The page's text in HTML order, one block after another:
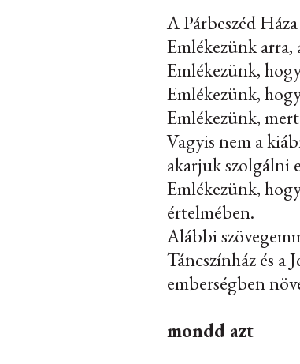
A Párbeszéd
Emlékezünk
Emlékezünk,
Emlékezünk,
Emlékezünk,
Vagyis nem a
akarjuk szolgálni
Emlékezünk,
értelmében.
Alábbi
Táncszínház és a
emberségben
mondd azt